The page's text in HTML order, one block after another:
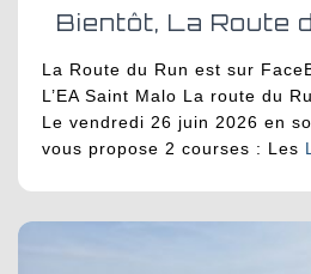
Bientôt, La Route
La Route du Run est sur
L’EA Saint Malo La route du
Le vendredi 26 juin 2026 en
vous propose 2 courses : Les